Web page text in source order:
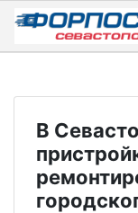
Skip
content
В